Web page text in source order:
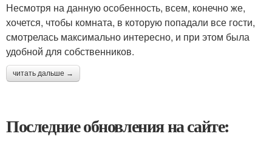
Несмотря на данную особенность, всем, конечно же,
хочется, чтобы комната, в которую попадали все гости,
смотрелась максимально интересно, и при этом была
удобной для собственников.
читать дальше →
Последние обновления на сайте: